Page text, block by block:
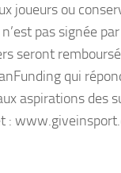
joueurs ou
pas signée
seront
qui
aspirations des
: